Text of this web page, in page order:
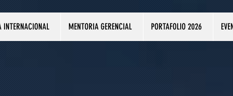
INTERNACIONAL MENTORIA GERENCIAL PORTAFOLIO 2026